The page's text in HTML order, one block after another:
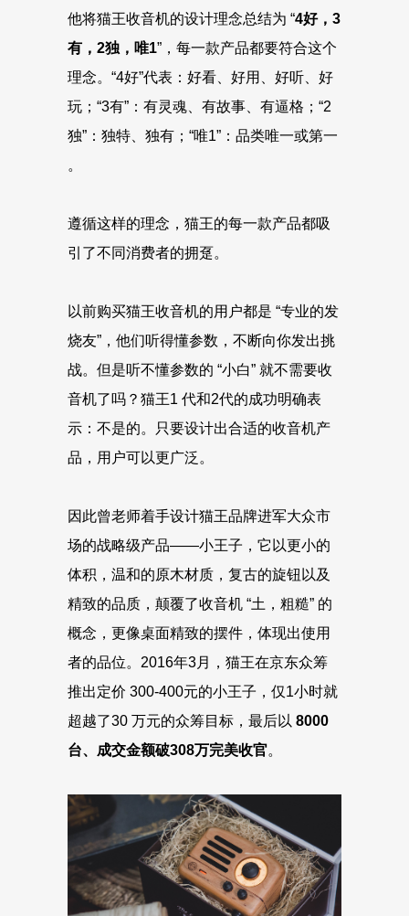
他将猫王收音机的设计理念总结为 “4好，3
有，2独，唯1”，每一款产品都要符合这个
理念。“4好”代表：好看、好用、好听、好
玩；“3有”：有灵魂、有故事、有逼格；“2
独”：独特、独有；“唯1”：品类唯一或第一
。
遵循这样的理念，猫王的每一款产品都吸
引了不同消费者的拥趸。
以前购买猫王收音机的用户都是 “专业的发
烧友”，他们听得懂参数，不断向你发出挑
战。但是听不懂参数的 “小白” 就不需要收
音机了吗？猫王1 代和2代的成功明确表
示：不是的。只要设计出合适的收音机产
品，用户可以更广泛。
因此曾老师着手设计猫王品牌进军大众市
场的战略级产品——小王子，它以更小的
体积，温和的原木材质，复古的旋钮以及
精致的品质，颠覆了收音机 “土，粗糙” 的
概念，更像桌面精致的摆件，体现出使用
者的品位。2016年3月，猫王在京东众筹
推出定价 300-400元的小王子，仅1小时就
超越了30 万元的众筹目标，最后以 8000
台、成交金额破308万完美收官。